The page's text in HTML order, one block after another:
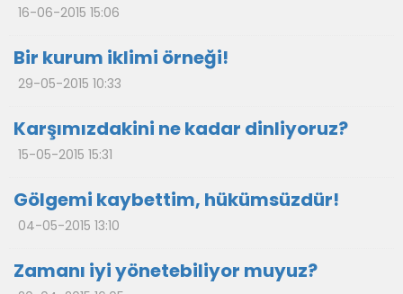
16-06-2015 15:06
Bir kurum iklimi örneği!
29-05-2015 10:33
Karşımızdakini ne kadar dinliyoruz?
15-05-2015 15:31
Gölgemi kaybettim, hükümsüzdür!
04-05-2015 13:10
Zamanı iyi yönetebiliyor muyuz?